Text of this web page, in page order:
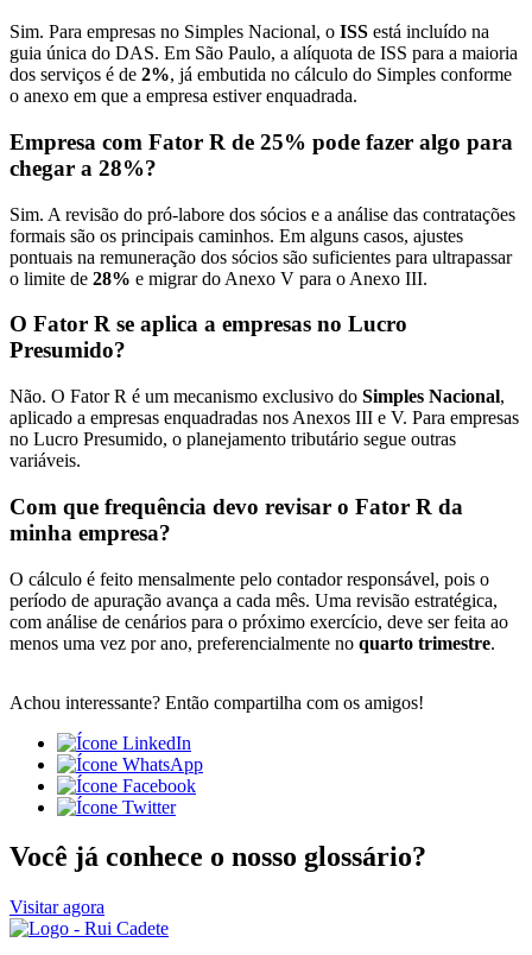
Sim. Para empresas no Simples Nacional, o ISS está incluído na
guia única do DAS. Em São Paulo, a alíquota de ISS para a maioria
dos serviços é de 2%, já embutida no cálculo do Simples conforme
o anexo em que a empresa estiver enquadrada.
Empresa com Fator R de 25% pode fazer algo para
chegar a 28%?
Sim. A revisão do pró-labore dos sócios e a análise das contratações
formais são os principais caminhos. Em alguns casos, ajustes
pontuais na remuneração dos sócios são suficientes para ultrapassar
o limite de 28% e migrar do Anexo V para o Anexo III.
O Fator R se aplica a empresas no Lucro
Presumido?
Não. O Fator R é um mecanismo exclusivo do Simples Nacional,
aplicado a empresas enquadradas nos Anexos III e V. Para empresas
no Lucro Presumido, o planejamento tributário segue outras
variáveis.
Com que frequência devo revisar o Fator R da
minha empresa?
O cálculo é feito mensalmente pelo contador responsável, pois o
período de apuração avança a cada mês. Uma revisão estratégica,
com análise de cenários para o próximo exercício, deve ser feita ao
menos uma vez por ano, preferencialmente no quarto trimestre.
Achou interessante? Então compartilha com os amigos!
Você já conhece o nosso glossário?
Visitar agora